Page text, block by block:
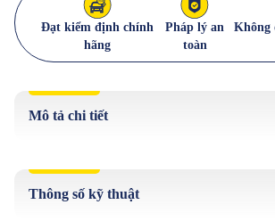
Đạt kiểm định chính
hãng
Pháp lý an
toàn
Không
Mô tả chi tiết
Thông số kỹ thuật